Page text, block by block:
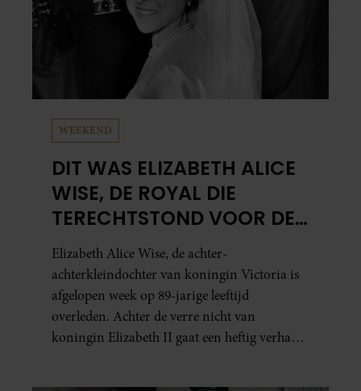
WEEKEND
DIT WAS ELIZABETH ALICE
WISE, DE ROYAL DIE
TERECHTSTOND VOOR DE
DOOD VAN HAAR BABY
Elizabeth Alice Wise, de achter-
achterkleindochter van koningin Victoria is
afgelopen week op 89-jarige leeftijd
overleden. Achter de verre nicht van
koningin Elizabeth II gaat een heftig verhaal